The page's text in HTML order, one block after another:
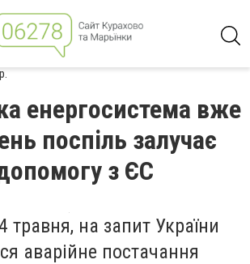
енергосистема вже
поспіль залучає
з ЄС
травня, на запит України
аварійне постачання